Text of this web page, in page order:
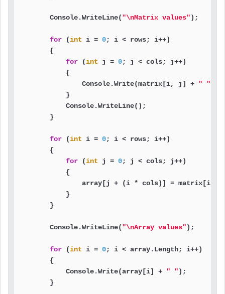
        Console.WriteLine(
"\nMatrix values");
for (int i = 0; i < rows; i++)
        {
for (int j = 0; j < cols; j++)
            {
                Console.Write(matrix[i, j] +
" "
            }
            Console.WriteLine();
        }
for (int i = 0; i < rows; i++)
        {
for (int j = 0; j < cols; j++)
            {
array[j + (i * cols)] = matrix[i,
            }
        }
        Console.WriteLine(
"\nArray values");
for (int i = 0; i < array.Length; i++)
        {
            Console.Write(array[i] +
" ");
        }